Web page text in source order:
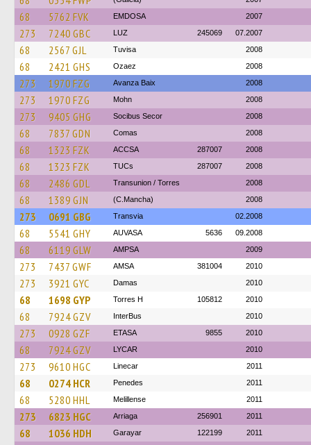
68 5762 FVK EMDOSA 2007
273 7240 GBC LUZ 245069 07.2007
68 2567 GJL Tuvisa 2008
68 2421 GHS Ozaez 2008
273 1970 FZG Avanza Baix 2008
273 1970 FZG Mohn 2008
273 9405 GHG Socibus Secor 2008
68 7837 GDN Comas 2008
68 1323 FZK ACCSA 287007 2008
68 1323 FZK TUCs 287007 2008
68 2486 GDL Transunion / Torres 2008
68 1389 GJN (C.Mancha) 2008
273 0691 GBG Transvia 02.2008
68 5541 GHY AUVASA 5636 09.2008
68 6119 GLW AMPSA 2009
273 7437 GWF AMSA 381004 2010
273 3921 GYC Damas 2010
68 1698 GYP Torres H 105812 2010
68 7924 GZV InterBus 2010
273 0928 GZF ETASA 9855 2010
68 7924 GZV LYCAR 2010
273 9610 HGC Linecar 2011
68 0274 HCR Penedes 2011
68 5280 HHL Melillense 2011
273 6823 HGC Arriaga 256901 2011
68 1036 HDH Garayar 122199 2011